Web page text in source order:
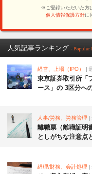
人気記事ランキング - Popular
経営、上場（IPO） |
東京証券取引所「
ース」の 3区分へ
人事/労務、労務管理 |
離職票（離職証明
としがちな注意点
経理/財務、会計処理 |